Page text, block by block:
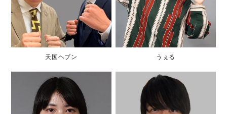
天国ヘブン うぇる